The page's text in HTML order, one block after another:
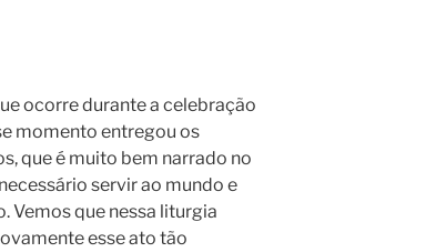
ocorre durante a celebração
momento entregou os
que é muito bem narrado no
servir ao mundo e
Vemos que nessa liturgia
esse ato tão